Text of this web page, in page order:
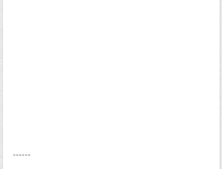
------